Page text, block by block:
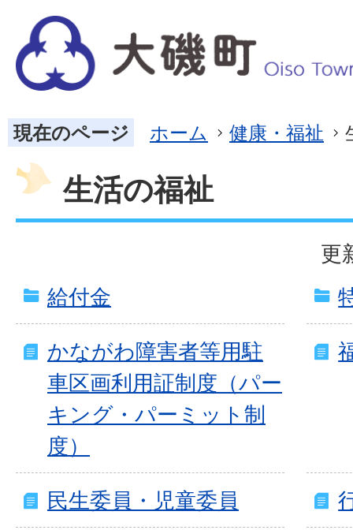
現在のページ ホーム 健康・福祉
生活の福祉
更
給付金
かながわ障害者等用駐
車区画利用証制度（パー
キング・パーミット制
度）
民生委員・児童委員